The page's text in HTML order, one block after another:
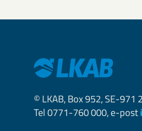
© LKAB, Box 952, SE-971
Tel 0771-760 000, e-post